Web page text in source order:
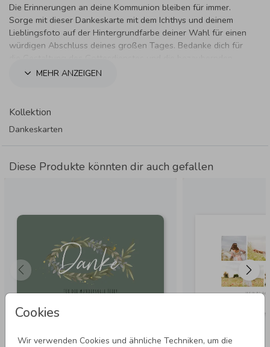
Cookies
Wir verwenden Cookies und ähnliche Techniken, um die
Die Erinnerungen an deine Kommunion bleiben für immer.
Sorge mit dieser Dankeskarte mit dem Ichthys und deinem
Lieblingsfoto auf der Hintergrundfarbe deiner Wahl für einen
würdigen Abschluss deines großen Tages. Bedanke dich für
Geschenke.MEHR ANZEIGEN
Kollektion
Dankeskarten
Diese Produkte könnten dir auch gefallen